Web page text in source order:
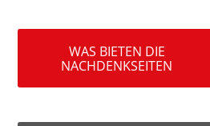
WAS BIETEN DIE
NACHDENKSEITEN